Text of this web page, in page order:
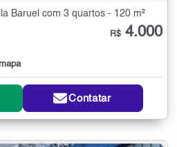
Baruel com 3 quartos - 120 m²
R$ 4.000
Contatar